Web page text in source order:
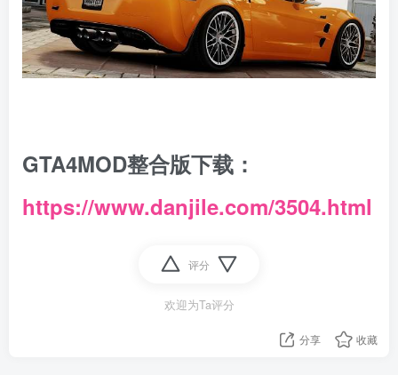
GTA4MOD整合版下载：
https://www.danjile.com/3504.html
评分
欢迎为Ta评分
分享 收藏